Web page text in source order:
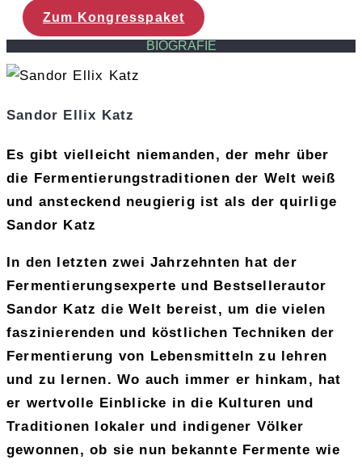
Zum Kongresspaket
BIOGRAFIE
Sandor Ellix Katz
Es gibt vielleicht niemanden, der mehr über
die Fermentierungstraditionen der Welt weiß
und ansteckend neugierig ist als der quirlige
Sandor Katz
In den letzten zwei Jahrzehnten hat der
Fermentierungsexperte und Bestsellerautor
Sandor Katz die Welt bereist, um die vielen
faszinierenden und köstlichen Techniken der
Fermentierung von Lebensmitteln zu lehren
und zu lernen. Wo auch immer er hinkam, hat
er wertvolle Einblicke in die Kulturen und
Traditionen lokaler und indigener Völker
gewonnen, ob sie nun bekannte Fermente wie